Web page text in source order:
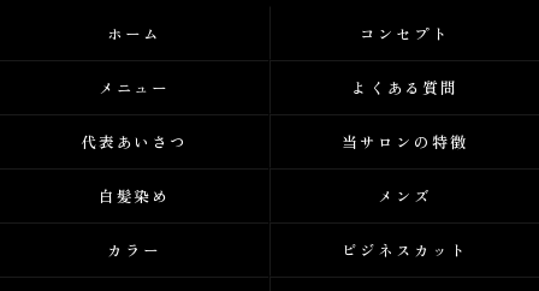
ホーム コンセプト
メニュー よくある質問
代表あいさつ 当サロンの特徴
白髪染め メンズ
カラー ビジネスカット